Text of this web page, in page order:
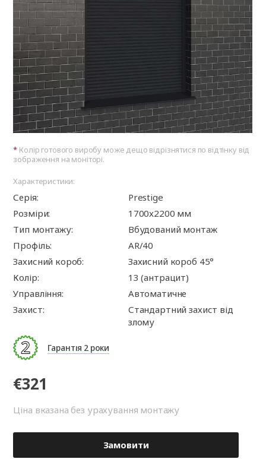
Колір готового виробу може дещо відрізнятися по відтінку від
зображення на моніторі.
Характеристики:
Серія:
Prestige
Розміри:
1700x2200 мм
Тип монтажу:
Вбудований монтаж
Профіль:
AR/40
Захисний короб:
Захисний короб 45°
Колір:
13 (антрацит)
Управління:
Автоматичне
Захист:
Стандартний захист від
злому
Гарантія 2 роки
€321
Ціна вказана без урахування монтажу
Замовити